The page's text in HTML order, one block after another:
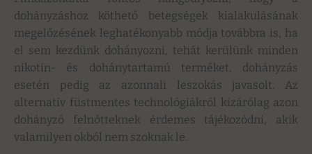
dohányzáshoz köthető betegségek kialakulásának
megelőzésének leghatékonyabb módja továbbra is, ha
el sem kezdünk dohányozni, tehát kerülünk minden
nikotin- és dohánytartamú terméket, dohányzás
esetén pedig az azonnali leszokás javasolt. Az
alternatív füstmentes technológiákról kizárólag azon
dohányzó felnőtteknek érdemes tájékozódni, akik
valamilyen okból nem szoknak le.